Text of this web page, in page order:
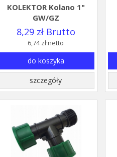
KOLEKTOR Kolano 1"
GW/GZ
8,29 zł Brutto
6,74 zł netto
do koszyka
szczegóły